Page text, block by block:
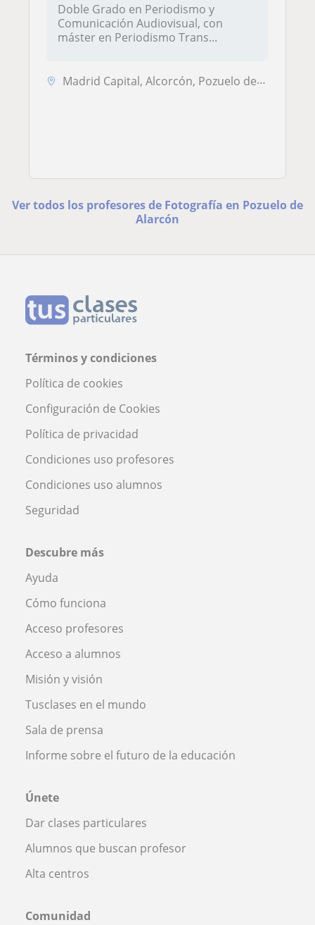
Doble Grado en Periodismo y
Comunicación Audiovisual, con
máster en Periodismo Trans...
Madrid Capital, Alcorcón, Pozuelo de Alarcón, Alcobendas, Boadilla del...
Ver todos los profesores de Fotografía en Pozuelo de
Alarcón
Términos y condiciones
Política de cookies
Configuración de Cookies
Política de privacidad
Condiciones uso profesores
Condiciones uso alumnos
Seguridad
Descubre más
Ayuda
Cómo funciona
Acceso profesores
Acceso a alumnos
Misión y visión
Tusclases en el mundo
Sala de prensa
Informe sobre el futuro de la educación
Únete
Dar clases particulares
Alumnos que buscan profesor
Alta centros
Comunidad